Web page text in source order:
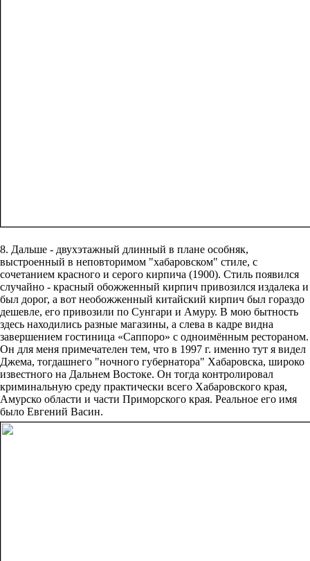
8. Дальше - двухэтажный длинный в плане особняк,
выстроенный в неповторимом "хабаровском" стиле, с
сочетанием красного и серого кирпича (1900). Стиль появился
случайно - красный обожженный кирпич привозился издалека и
был дорог, а вот необожженный китайский кирпич был гораздо
дешевле, его привозили по Сунгари и Амуру. В мою бытность
здесь находились разные магазины, а слева в кадре видна
завершением гостиница «Саппоро» с одноимённым рестораном.
Он для меня примечателен тем, что в 1997 г. именно тут я видел
Джема, тогдашнего "ночного губернатора" Хабаровска, широко
известного на Дальнем Востоке. Он тогда контролировал
криминальную среду практически всего Хабаровского края,
Амурско области и части Приморского края. Реальное его имя
было Евгений Васин.